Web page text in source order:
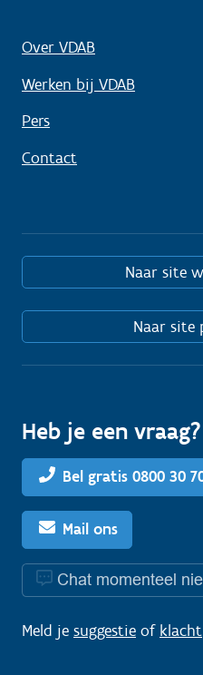
Over VDAB
Werken bij VDAB
Pers
Contact
Naar site
Naar site
Heb je een vraag?
Bel gratis 0800 30
Mail ons
Chat momenteel
Meld je suggestie of klacht